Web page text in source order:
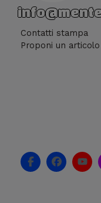
Contatti stampa
Proponi un articolo
F
a
c
F
a
c
Y
o
u